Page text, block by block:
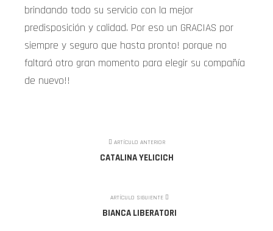
brindando todo su servicio con la mejor
predisposición y calidad. Por eso un GRACIAS por
siempre y seguro que hasta pronto! porque no
faltará otro gran momento para elegir su compañía
de nuevo!!
ARTÍCULO ANTERIOR
CATALINA YELICICH
ARTÍCULO SIGUIENTE
BIANCA LIBERATORI